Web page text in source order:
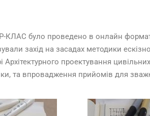
було проведено в онлайн форматі
захід на засадах методики
Архітектурного проектування
та впровадження прийомів для